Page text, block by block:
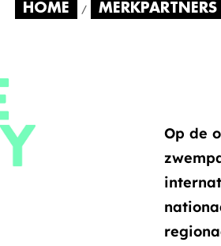
HOME MERKPARTNERS
Op de